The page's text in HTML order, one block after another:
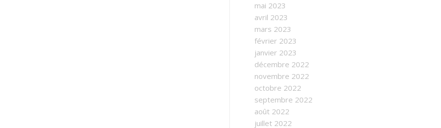
mai 2023
avril 2023
mars 2023
février 2023
janvier 2023
décembre 2022
novembre 2022
octobre 2022
septembre 2022
août 2022
juillet 2022